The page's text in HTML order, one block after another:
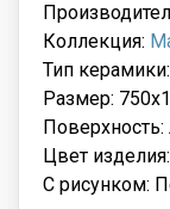
Коллекция:
Тип
Размер:
Цвет
С рисунком: